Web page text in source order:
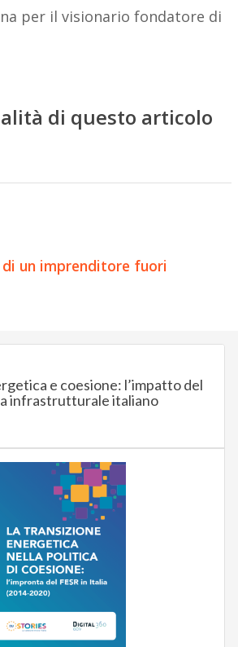
per il visionario fondatore di
di questo articolo
di un imprenditore fuori
e coesione: l’impatto del
infrastrutturale italiano